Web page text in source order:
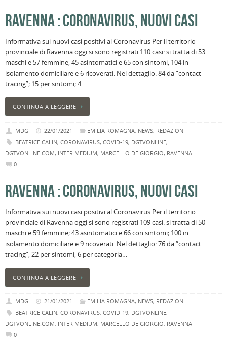
RAVENNA : CORONAVIRUS, NUOVI CASI
Informativa sui nuovi casi positivi al Coronavirus Per il territorio
provinciale di Ravenna oggi si sono registrati 110 casi: si tratta di 53
maschi e 57 femmine; 45 asintomatici e 65 con sintomi; 104 in
isolamento domiciliare e 6 ricoverati. Nel dettaglio: 84 da “contact
tracing”; 15 per sintomi; 4…
CONTINUA A LEGGERE
MDG 22/01/2021 EMILIA ROMAGNA, NEWS, REDAZIONI
BEATRICE CALIN, CORONAVIRUS, COVID-19, DGTVONLINE,
DGTVONLINE.COM, INTER MEDIUM, MARCELLO DE GIORGIO, RAVENNA
0
RAVENNA : CORONAVIRUS, NUOVI CASI
Informativa sui nuovi casi positivi al Coronavirus Per il territorio
provinciale di Ravenna oggi si sono registrati 109 casi: si tratta di 50
maschi e 59 femmine; 43 asintomatici e 66 con sintomi; 100 in
isolamento domiciliare e 9 ricoverati. Nel dettaglio: 76 da “contact
tracing”; 22 per sintomi; 6 per categoria…
CONTINUA A LEGGERE
MDG 21/01/2021 EMILIA ROMAGNA, NEWS, REDAZIONI
BEATRICE CALIN, CORONAVIRUS, COVID-19, DGTVONLINE,
DGTVONLINE.COM, INTER MEDIUM, MARCELLO DE GIORGIO, RAVENNA
0